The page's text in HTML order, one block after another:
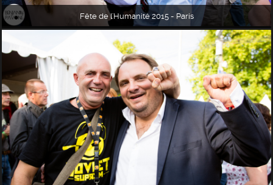
Fête de l'Humanité 2015 - Paris